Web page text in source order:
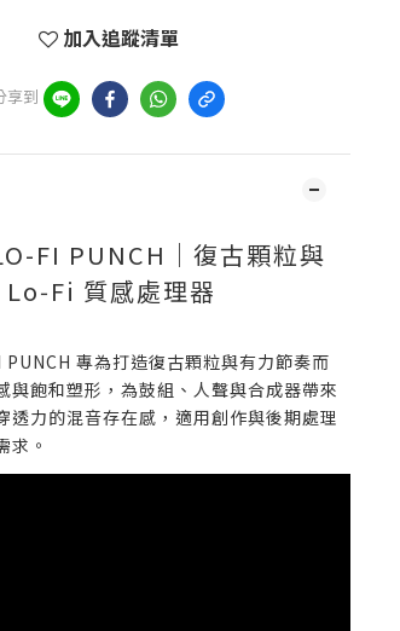
加入追蹤清單
享到
FI PUNCH｜復古顆粒與
質感處理器
專為打造復古顆粒與有力節奏而
與飽和塑形，為鼓組、人聲與合成器帶來
透力的混音存在感，適用創作與後期處理
求。